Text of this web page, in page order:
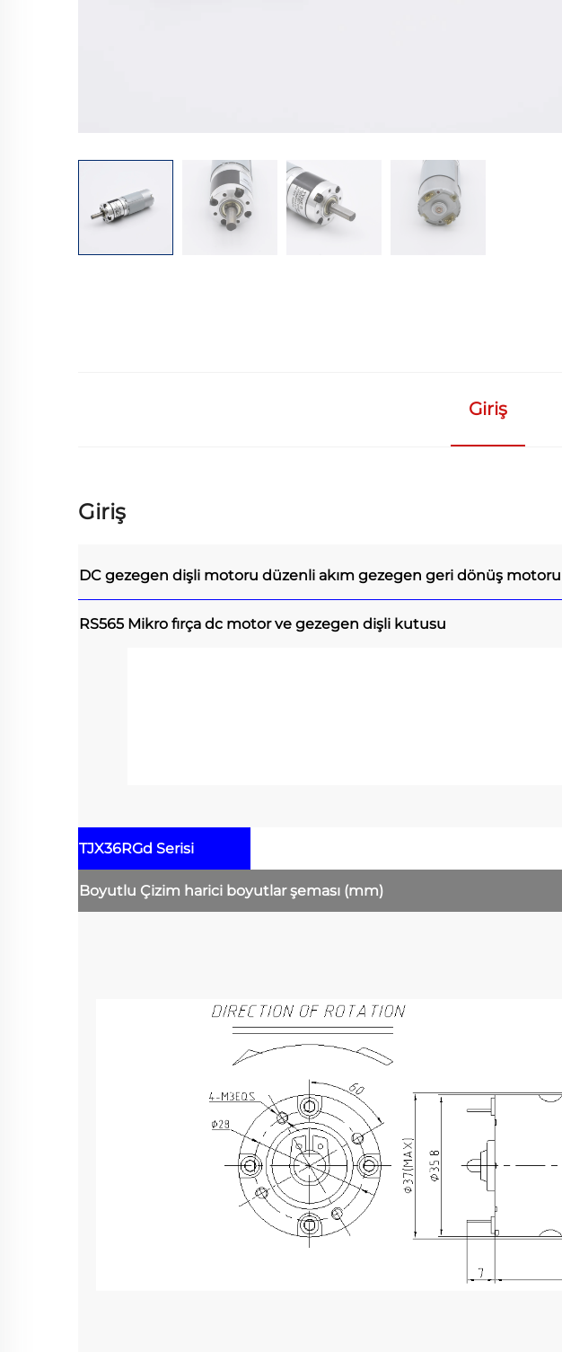
Giriş
Giriş
DC gezegen dişli motoru düzenli akım gezegen geri dönüş motoru
RS565 Mikro fırça dc motor ve gezegen dişli kutusu
TJX36RGd Serisi
Boyutlu Çizim harici boyutlar şeması (mm)